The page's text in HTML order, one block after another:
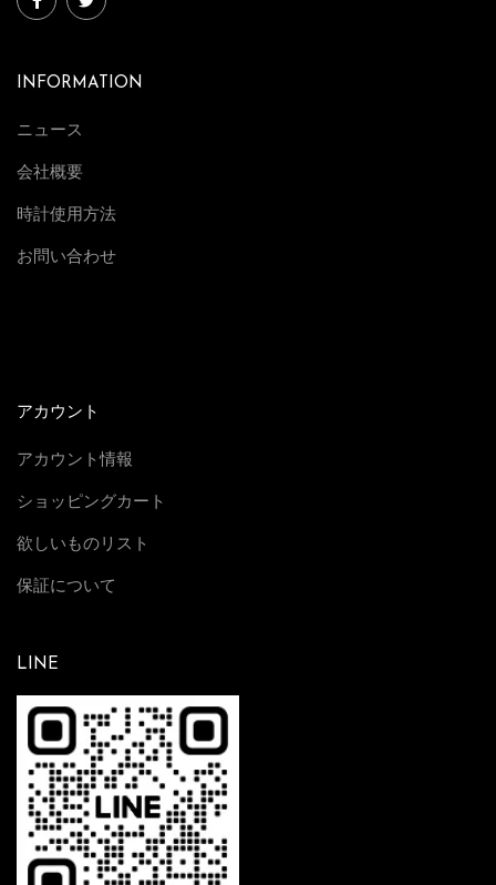
INFORMATION
ニュース
会社概要
時計使用方法
お問い合わせ
アカウント
アカウント情報
ショッピングカート
欲しいものリスト
保証について
LINE